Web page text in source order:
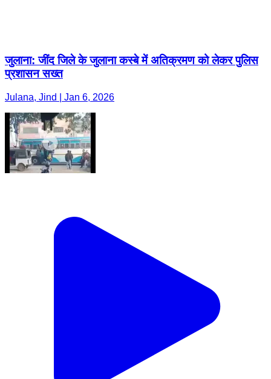
जुलाना: जींद जिले के जुलाना कस्बे में अतिक्रमण को लेकर पुलिस
प्रशासन सख्त
Julana, Jind | Jan 6, 2026